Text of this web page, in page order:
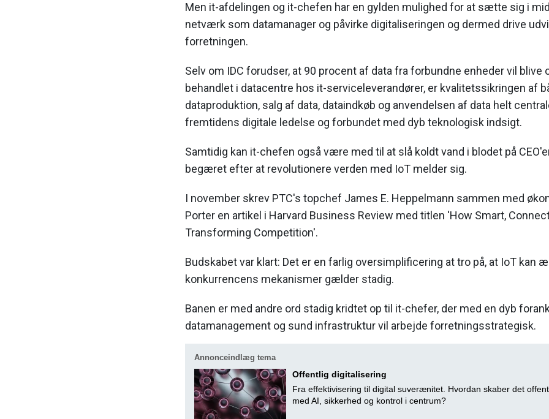
Men it-afdelingen og it-chefen har en gylden mulighed for at sætte sig i
netværk som datamanager og påvirke digitaliseringen og dermed drive
forretningen.
Selv om IDC forudser, at 90 procent af data fra forbundne enheder vil blive
behandlet i datacentre hos it-serviceleverandører, er kvalitetssikringen af
dataproduktion, salg af data, dataindkøb og anvendelsen af data helt
fremtidens digitale ledelse og forbundet med dyb teknologisk indsigt.
Samtidig kan it-chefen også være med til at slå koldt vand i blodet på
begæret efter at revolutionere verden med IoT melder sig.
I november skrev PTC's topchef James E. Heppelmann sammen med
Porter en artikel i Harvard Business Review med titlen 'How Smart,
Transforming Competition'.
Budskabet var klart: Det er en farlig oversimplificering at tro på, at IoT kan
konkurrencens mekanismer gælder stadig.
Banen er med andre ord stadig kridtet op til it-chefer, der med en dyb
datamanagement og sund infrastruktur vil arbejde forretningsstrategisk.
Annonceindlæg tema
Offentlig digitalisering
Fra effektivisering til digital suverænitet. Hvordan skaber det
med AI, sikkerhed og kontrol i centrum?